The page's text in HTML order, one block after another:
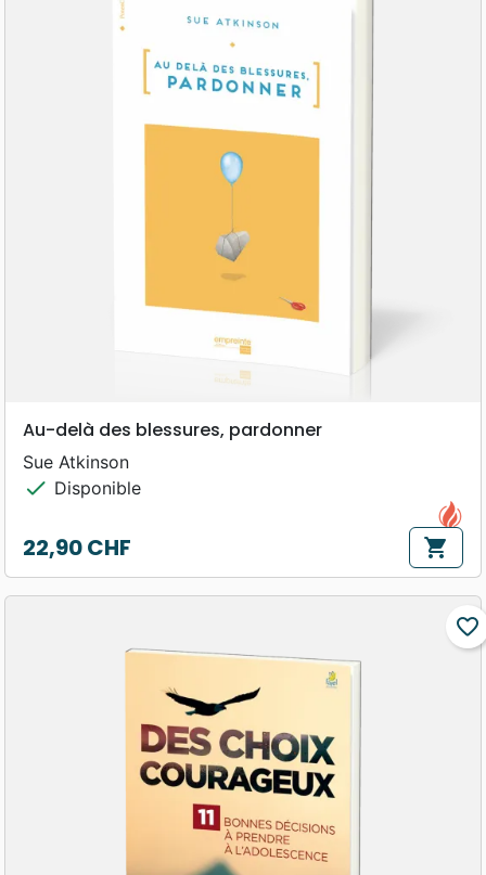
Au-delà des blessures, pardonner
Sue Atkinson
check Disponible
Prix
22,90 CHF shopping_cart
favorite_border